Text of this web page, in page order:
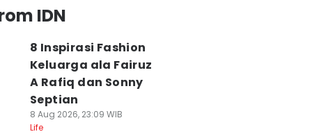
IDN
8 Inspirasi Fashion
Keluarga ala Fairuz
A Rafiq dan Sonny
Septian
8 Aug 2026, 23:09 WIB
Life